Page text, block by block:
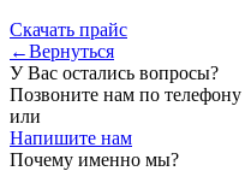
Скачать прайс
←Вернуться
У Вас остались вопросы?
Позвоните нам по телефону
или
Напишите нам
Почему именно мы?